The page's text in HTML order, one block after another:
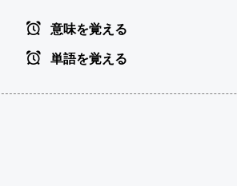
意味を覚える
単語を覚える